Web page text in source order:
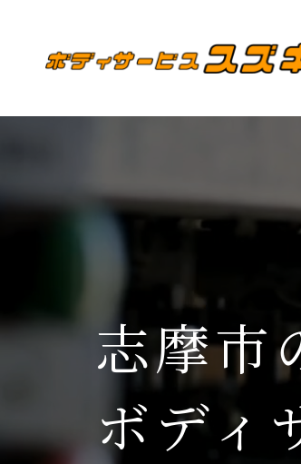
志摩市
ボディ